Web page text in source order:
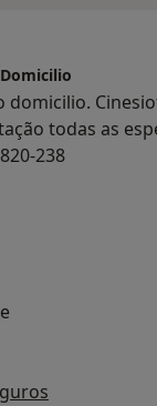
domicilio.
todas as
238